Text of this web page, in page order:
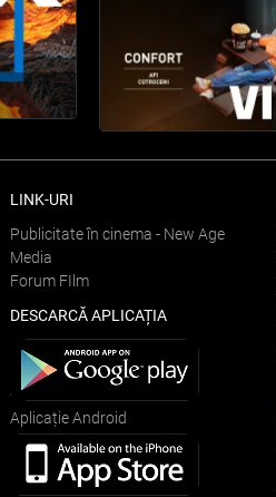
LINK-URI
Publicitate în cinema - New Age
Media
Forum FIlm
DESCARCĂ APLICAȚIA
Aplicație Android